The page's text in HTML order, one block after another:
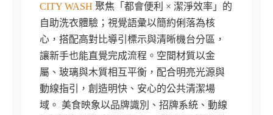
CITY WASH 聚焦「都會便利 × 潔淨效率」的
自助洗衣體驗；視覺語彙以簡約俐落為核
心，搭配高對比導引標示與清晰機台分區，
讓新手也能直覺完成流程。空間材質以金
屬、玻璃與木質相互平衡，配合明亮光源與
動線指引，創造明快、安心的公共清潔場
域。 美食映象以品牌識別、招牌系統、動線